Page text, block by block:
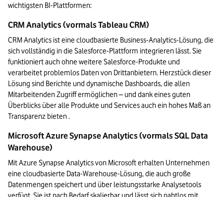
wichtigsten BI-Plattformen:
CRM Analytics (vormals Tableau CRM)
CRM Analytics ist eine cloudbasierte Business-Analytics-Lösung, die
sich vollständig in die Salesforce-Plattform integrieren lässt. Sie
funktioniert auch ohne weitere Salesforce-Produkte und
verarbeitet problemlos Daten von Drittanbietern. Herzstück dieser
Lösung sind Berichte und dynamische Dashboards, die allen
Mitarbeitenden Zugriff ermöglichen – und dank eines guten
Überblicks über alle Produkte und Services auch ein hohes Maß an
Transparenz bieten .
Microsoft Azure Synapse Analytics (vormals SQL Data
Warehouse)
Mit Azure Synapse Analytics von Microsoft erhalten Unternehmen
eine cloudbasierte Data-Warehouse-Lösung, die auch große
Datenmengen speichert und über leistungsstarke Analysetools